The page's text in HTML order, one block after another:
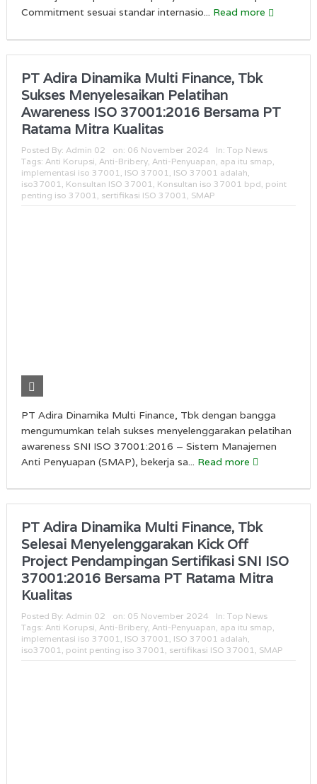
Commitment sesuai standar internasio... Read more
PT Adira Dinamika Multi Finance, Tbk
Sukses Menyelesaikan Pelatihan
Awareness ISO 37001:2016 Bersama PT
Ratama Mitra Kualitas
Posted By: Admin 02 on: 06 November 2024 In: Top News
Tags: Anti Korupsi Anti-Bribery, Anti-Penyuapan apa itu smap
implementasi iso 37001
ISO 37001 ISO 37001 adalah
iso37001
Konsultan ISO 37001 Konsultan iso 37001 bpd point
penting iso 37001
sertifikasi ISO 37001 SMAP
PT Adira Dinamika Multi Finance, Tbk dengan bangga
mengumumkan telah sukses menyelenggarakan pelatihan
awareness SNI ISO 37001:2016 – Sistem Manajemen
Anti Penyuapan (SMAP), bekerja sa... Read more
PT Adira Dinamika Multi Finance, Tbk
Selesai Menyelenggarakan Kick Off
Project Pendampingan Sertifikasi SNI ISO
37001:2016 Bersama PT Ratama Mitra
Kualitas
Posted By: Admin 02 on: 05 November 2024 In: Top News
Tags: Anti Korupsi, Anti-Bribery, Anti-Penyuapan, apa itu smap,
implementasi iso 37001, ISO 37001, ISO 37001 adalah,
iso37001, point penting iso 37001, sertifikasi ISO 37001, SMAP